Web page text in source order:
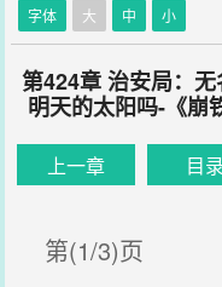
字体 大 中 小
第424章 治安局：
明天的太阳吗-《崩
上一章 目录
第(1/3)页